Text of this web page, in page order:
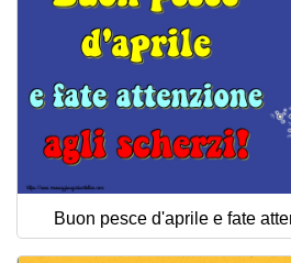
Buon pesce d'aprile e fate